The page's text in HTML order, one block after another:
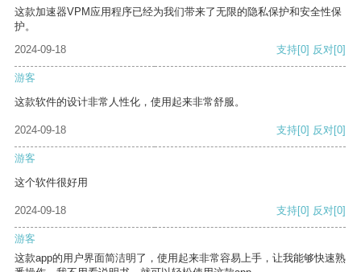
这款加速器VPM应用程序已经为我们带来了无限的隐私保护和安全性保
护。
2024-09-18
支持[0] 反对[0]
游客
这款软件的设计非常人性化，使用起来非常舒服。
2024-09-18 支持[0] 反对[0]
游客
这个软件很好用
2024-09-18 支持[0] 反对[0]
游客
这款app的用户界面简洁明了，使用起来非常容易上手，让我能够快速熟